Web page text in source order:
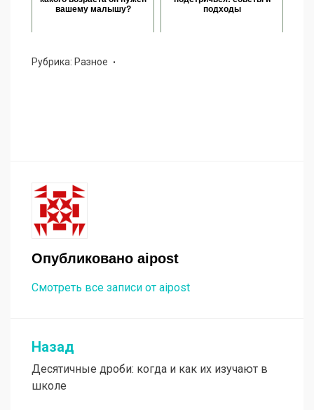
вашему малышу?
подходы
Рубрика: Разное
Опубликовано aipost
Смотреть все записи от aipost
Навигация
по
записям
Назад
Десятичные дроби: когда и как их изучают в
школе